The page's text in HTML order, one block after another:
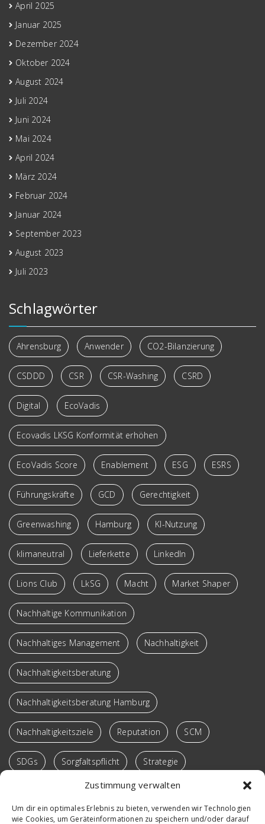
Zustimmung verwalten
Um dir ein optimales Erlebnis zu bieten, verwenden wir Technologien
wie Cookies, um Geräteinformationen zu speichern und/oder darauf
April 2025
Januar 2025
Dezember 2024
Oktober 2024
August 2024
Juli 2024
Juni 2024
Mai 2024
April 2024
März 2024
Februar 2024
Januar 2024
September 2023
August 2023
Juli 2023
Schlagwörter
Ahrensburg Anwender CO2-Bilanzierung
CSDDD CSR CSR-Washing CSRD
Digital EcoVadis
Ecovadis LKSG Konformität erhöhen
EcoVadis Score Enablement ESG ESRS
Führungskräfte GCD Gerechtigkeit
Greenwashing Hamburg KI-Nutzung
klimaneutral Lieferkette LinkedIn
Lions Club LkSG Macht Market Shaper
Nachhaltige Kommunikation
Nachhaltiges Management Nachhaltigkeit
Nachhaltigkeitsberatung
Nachhaltigkeitsberatung Hamburg
Nachhaltigkeitsziele Reputation SCM
SDGs Sorgfaltspflicht Strategie
Sustainable SCM
Verantwortung Vortrag Win-Win-Loops